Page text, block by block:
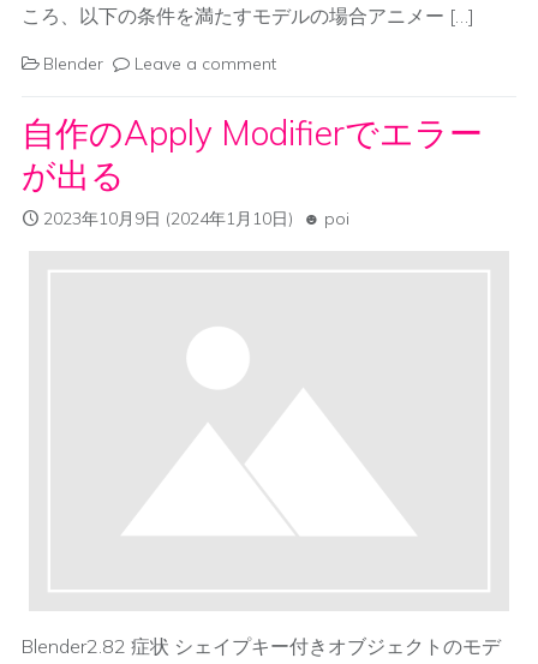
ころ、以下の条件を満たすモデルの場合アニメー […]
Blender Leave a comment
自作のApply Modifierでエラー
が出る
2023年10月9日 (2024年1月10日) poi
Blender2.82 症状 シェイプキー付きオブジェクトのモデ